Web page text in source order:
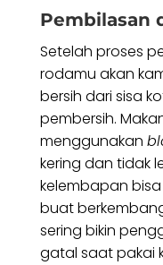
Pembilasan
Setelah proses
rodamu akan
bersih dari sisa
pembersih.
menggunakan
kering dan tidak
kelembapan
buat
sering bikin
gatal saat pakai